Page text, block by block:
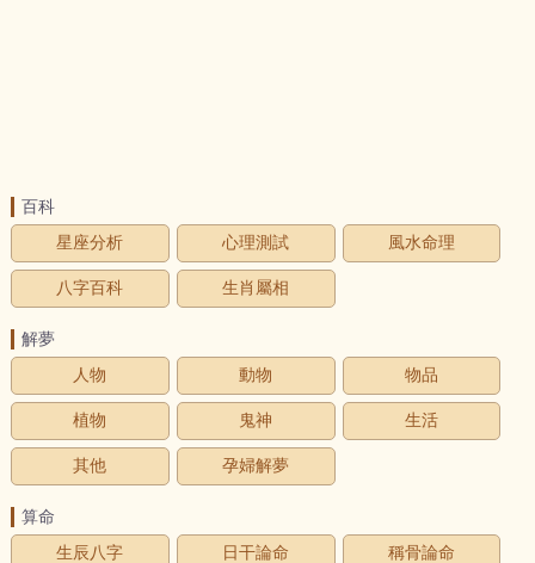
百科
星座分析
心理測試 風水命理
八字百科 生肖屬相
解夢
人物
動物 物品
植物 鬼神 生活
其他 孕婦解夢
算命
生辰八字
日干論命 稱骨論命